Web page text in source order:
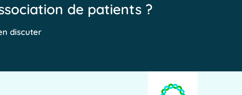
de patients ?
discuter